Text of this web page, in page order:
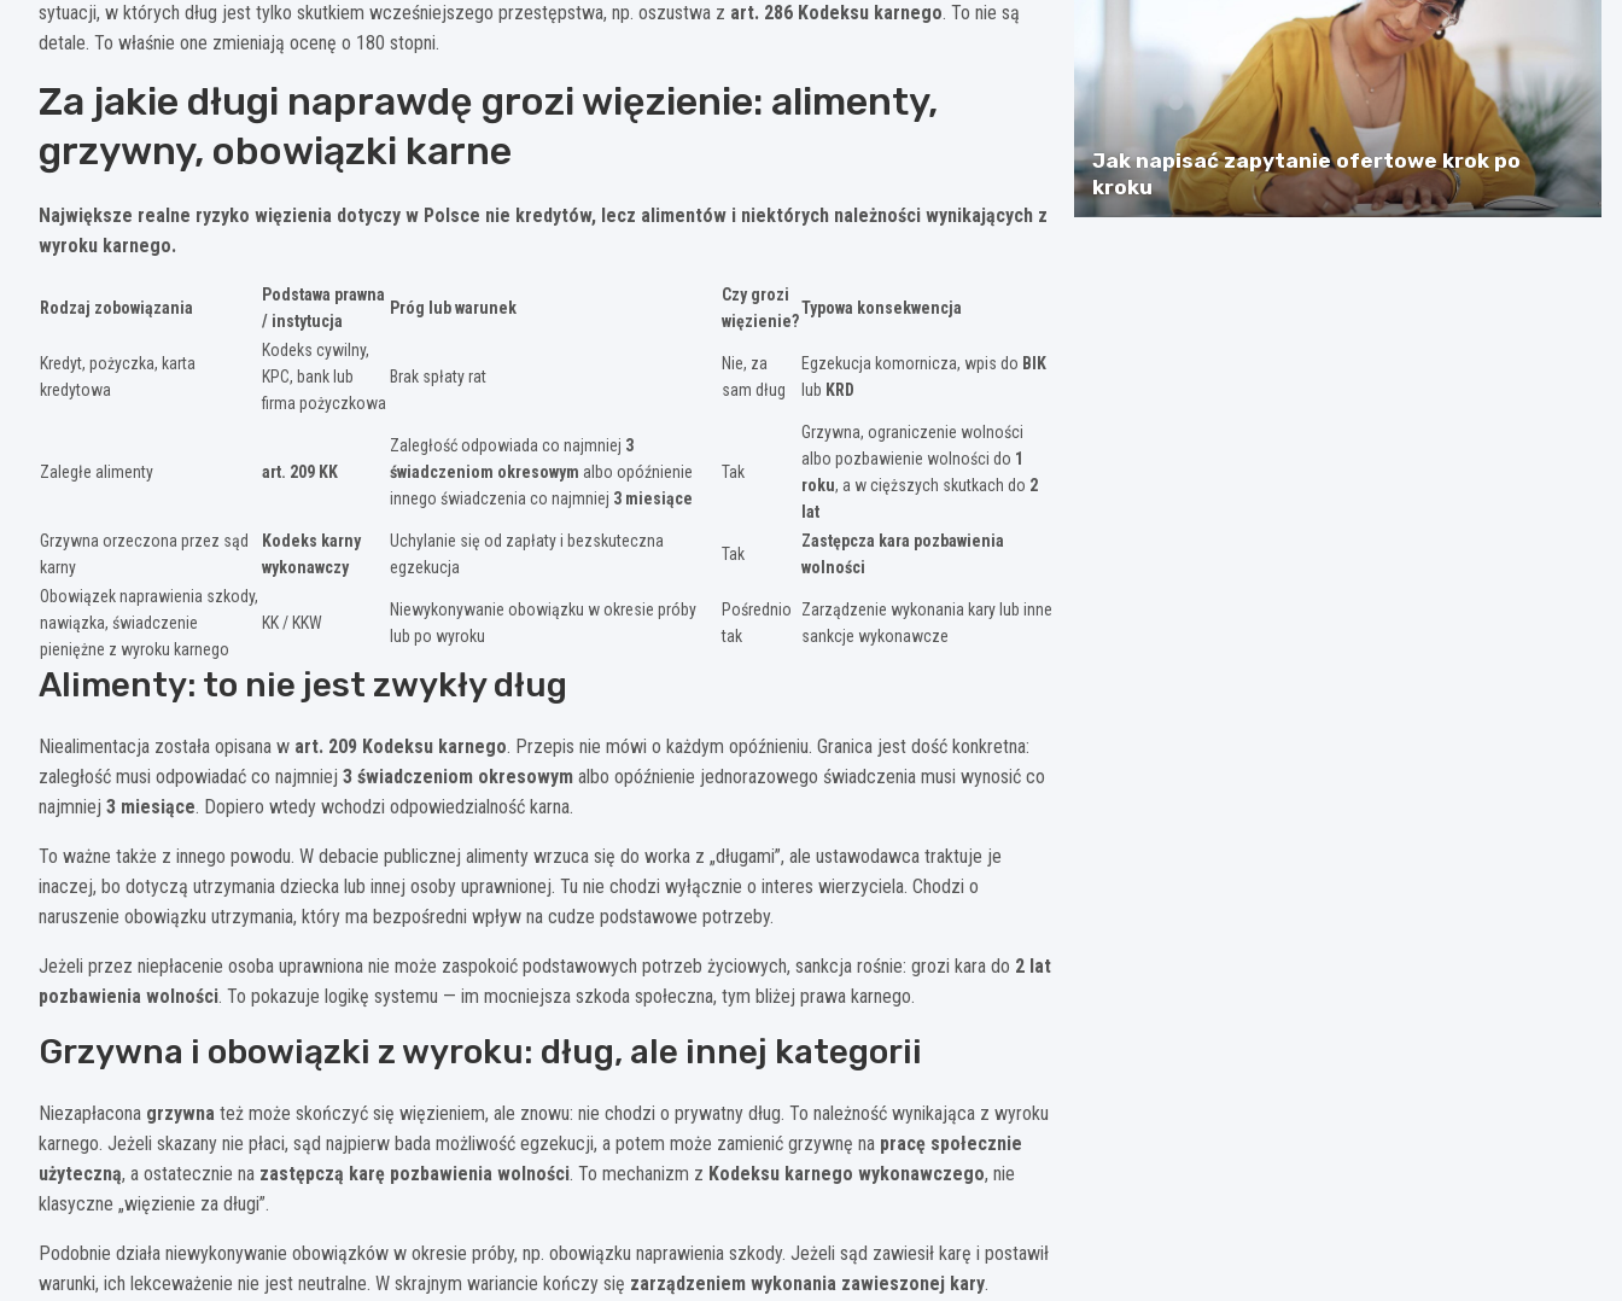
sytuacji, w których dług jest tylko skutkiem wcześniejszego przestępstwa, np. oszustwa z art. 286 Kodeksu karnego. To nie są
detale. To właśnie one zmieniają ocenę o 180 stopni.
Za jakie długi naprawdę grozi więzienie: alimenty,
grzywny, obowiązki karne
Największe realne ryzyko więzienia dotyczy w Polsce nie kredytów, lecz alimentów i niektórych należności wynikających z
wyroku karnego.
Rodzaj zobowiązania
Podstawa prawna
/ instytucja
Próg lub warunek
Czy grozi
więzienie?
Typowa konsekwencja
Kredyt, pożyczka, karta
kredytowa
Kodeks cywilny,
KPC, bank lub
firma pożyczkowa
Brak spłaty rat
Nie, za
sam dług
Egzekucja komornicza, wpis do BIK
lub KRD
Zaległe alimenty art. 209 KK
Zaległość odpowiada co najmniej 3
świadczeniom okresowym albo opóźnienie
innego świadczenia co najmniej 3 miesiące
Tak
Grzywna, ograniczenie wolności
albo pozbawienie wolności do 1
roku, a w cięższych skutkach do 2
lat
Grzywna orzeczona przez sąd
karny
Kodeks karny
wykonawczy
Uchylanie się od zapłaty i bezskuteczna
egzekucja
Tak
Zastępcza kara pozbawienia
wolności
Obowiązek naprawienia szkody,
nawiązka, świadczenie
pieniężne z wyroku karnego
KK / KKW
Niewykonywanie obowiązku w okresie próby
lub po wyroku
Pośrednio
tak
Zarządzenie wykonania kary lub inne
sankcje wykonawcze
Alimenty: to nie jest zwykły dług
Niealimentacja została opisana w art. 209 Kodeksu karnego. Przepis nie mówi o każdym opóźnieniu. Granica jest dość konkretna:
zaległość musi odpowiadać co najmniej 3 świadczeniom okresowym albo opóźnienie jednorazowego świadczenia musi wynosić co
najmniej 3 miesiące. Dopiero wtedy wchodzi odpowiedzialność karna.
To ważne także z innego powodu. W debacie publicznej alimenty wrzuca się do worka z „długami”, ale ustawodawca traktuje je
inaczej, bo dotyczą utrzymania dziecka lub innej osoby uprawnionej. Tu nie chodzi wyłącznie o interes wierzyciela. Chodzi o
naruszenie obowiązku utrzymania, który ma bezpośredni wpływ na cudze podstawowe potrzeby.
Jeżeli przez niepłacenie osoba uprawniona nie może zaspokoić podstawowych potrzeb życiowych, sankcja rośnie: grozi kara do 2 lat
pozbawienia wolności. To pokazuje logikę systemu — im mocniejsza szkoda społeczna, tym bliżej prawa karnego.
Grzywna i obowiązki z wyroku: dług, ale innej kategorii
Niezapłacona grzywna też może skończyć się więzieniem, ale znowu: nie chodzi o prywatny dług. To należność wynikająca z wyroku
karnego. Jeżeli skazany nie płaci, sąd najpierw bada możliwość egzekucji, a potem może zamienić grzywnę na pracę społecznie
użyteczną, a ostatecznie na zastępczą karę pozbawienia wolności. To mechanizm z Kodeksu karnego wykonawczego, nie
klasyczne „więzienie za długi”.
Podobnie działa niewykonywanie obowiązków w okresie próby, np. obowiązku naprawienia szkody. Jeżeli sąd zawiesił karę i postawił
warunki, ich lekceważenie nie jest neutralne. W skrajnym wariancie kończy się zarządzeniem wykonania zawieszonej kary.
Jak napisać zapytanie ofertowe krok po
kroku